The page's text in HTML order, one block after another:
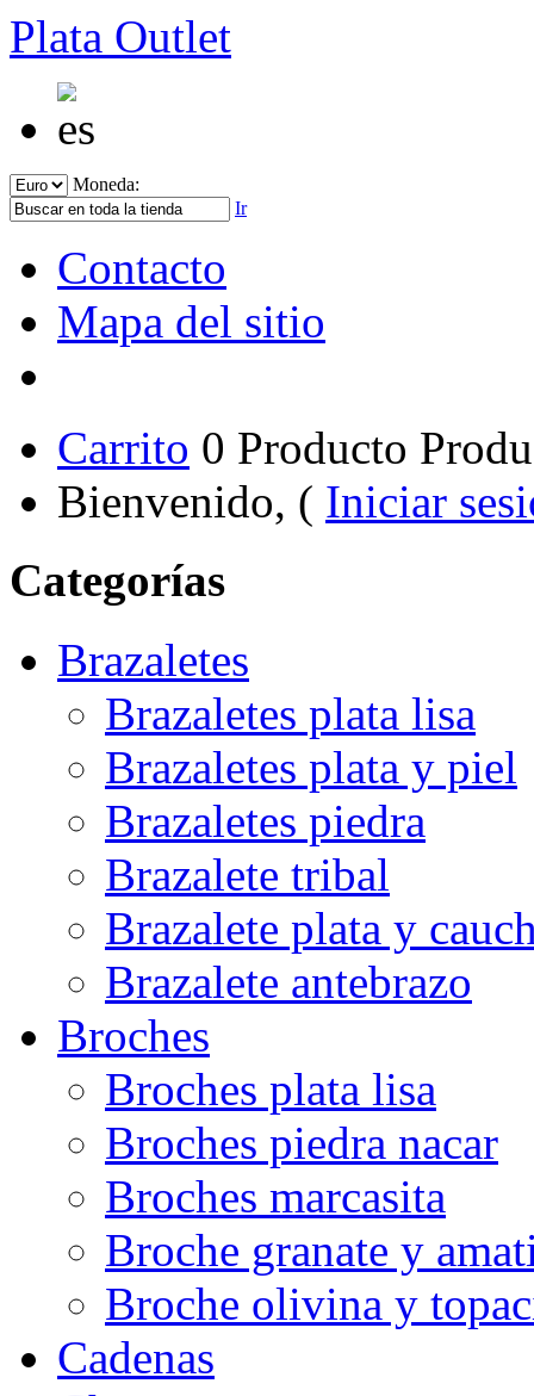
Plata Outlet
Moneda:
Ir
Contacto
Mapa del sitio
Carrito 0 Producto
Bienvenido, ( Iniciar
Categorías
Brazaletes
Brazaletes plata lisa
Brazaletes plata y piel
Brazaletes piedra
Brazalete tribal
Brazalete plata y
Brazalete antebrazo
Broches
Broches plata lisa
Broches piedra nacar
Broches marcasita
Broche granate y
Broche olivina y
Cadenas